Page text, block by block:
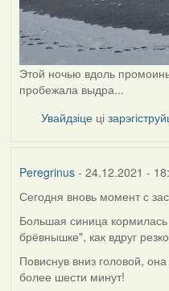
Этой ночью вдоль
пробежала выдра...
Увайдзіце ці
Peregrinus- 24.12.2021 -
Сегодня вновь момент с
Большая синица
брёвнышке", как вдруг
Повиснув вниз головой,
более шести минут!